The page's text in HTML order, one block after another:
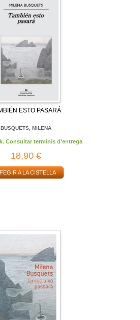
ESTO PASARÁ
BUSQUETS, MILENA
Consultar terminis d'entrega
18,90 €
A LA CISTELLA